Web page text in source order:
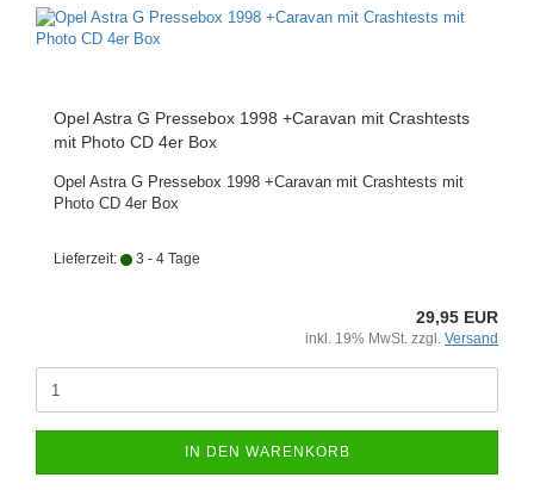
Opel Astra G Pressebox 1998 +Caravan mit Crashtests
mit Photo CD 4er Box
Opel Astra G Pressebox 1998 +Caravan mit Crashtests mit
Photo CD 4er Box
Lieferzeit: 3 - 4 Tage
29,95 EUR
inkl. 19% MwSt. zzgl. Versand
IN DEN WARENKORB